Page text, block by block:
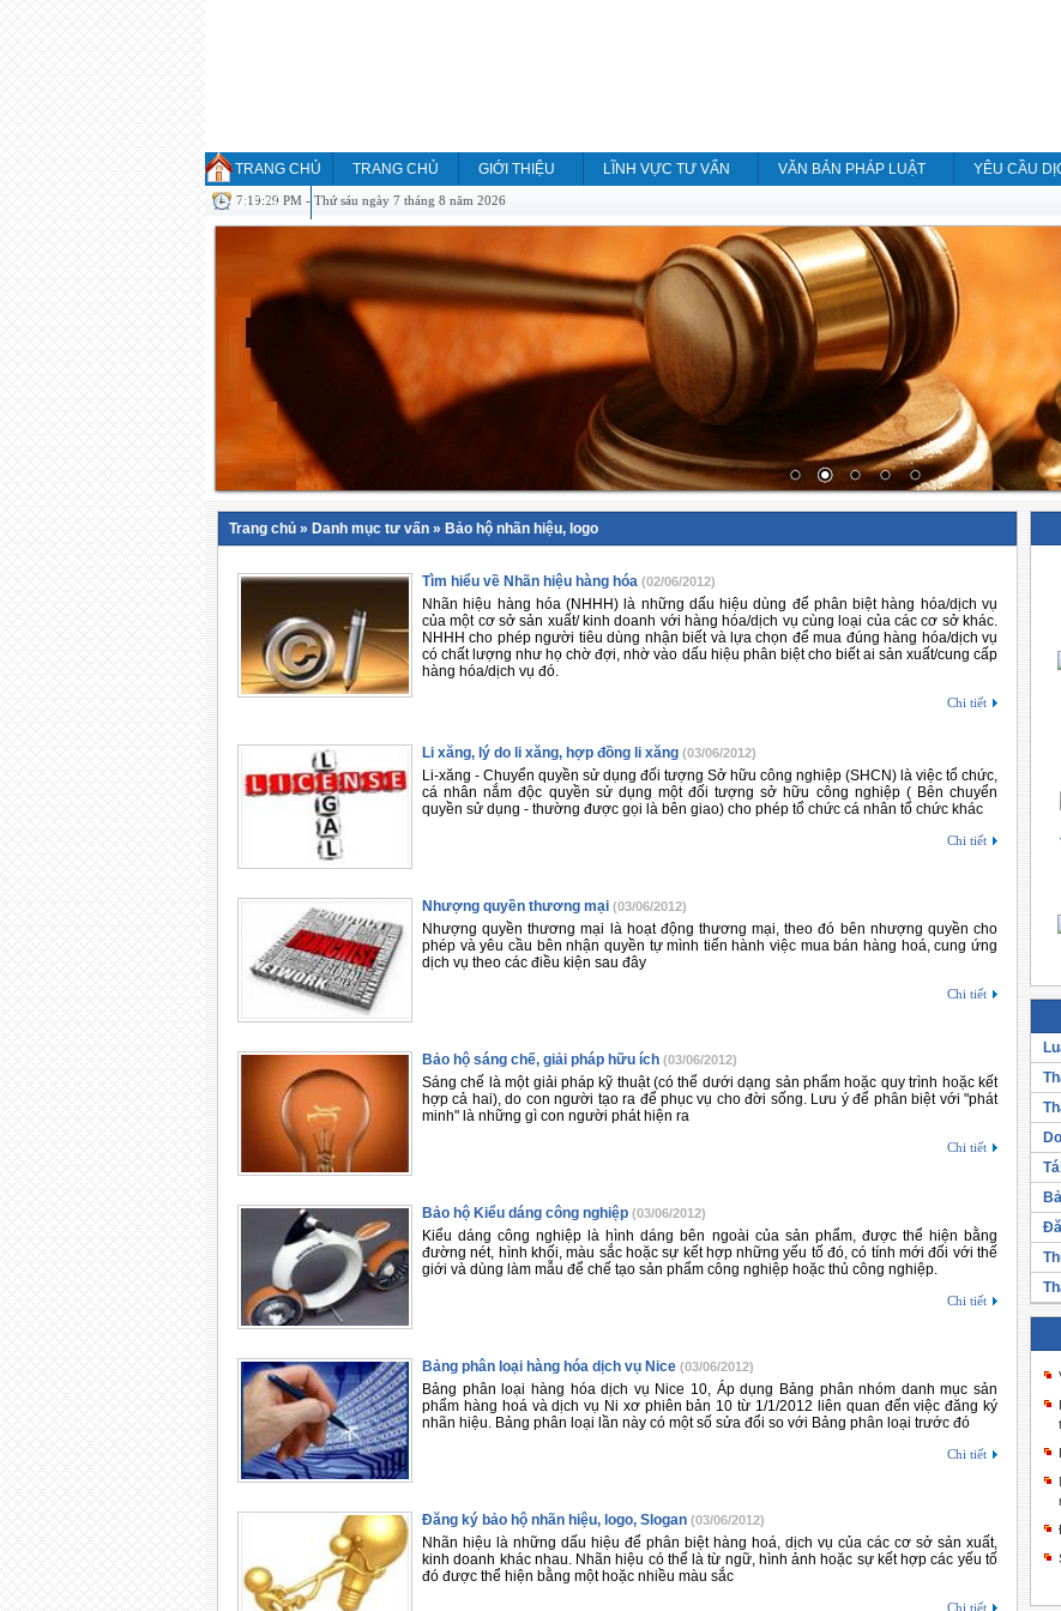
TRANG CHỦ TRANG CHỦ GIỚI THIỆU LĨNH VỰC TƯ VẤN VĂN BẢN PHÁP LUẬT YÊU CẦU
HỎI ĐÁP
7:19:29 PM - Thứ sáu ngày 7 tháng 8 năm 2026
Trang chủ » Danh mục tư vấn » Bảo hộ nhãn hiệu, logo
Tìm hiểu về Nhãn hiệu hàng hóa (02/06/2012)
Nhãn hiệu hàng hóa (NHHH) là những dấu hiệu dùng để phân biệt hàng hóa/dịch vụ
của một cơ sở sản xuất/ kinh doanh với hàng hóa/dịch vụ cùng loại của các cơ sở khác.
NHHH cho phép người tiêu dùng nhận biết và lựa chọn để mua đúng hàng hóa/dịch vụ
có chất lượng như họ chờ đợi, nhờ vào dấu hiệu phân biệt cho biết ai sản xuất/cung cấp
hàng hóa/dịch vụ đó.
Chi tiết
Li xăng, lý do li xăng, hợp đồng li xăng (03/06/2012)
Li-xăng - Chuyển quyền sử dụng đối tượng Sở hữu công nghiệp (SHCN) là việc tổ chức,
cá nhân nắm độc quyền sử dụng một đối tượng sở hữu công nghiệp ( Bên chuyển
quyền sử dụng - thường được gọi là bên giao) cho phép tổ chức cá nhân tổ chức khác
Chi tiết
Nhượng quyền thương mại (03/06/2012)
Nhượng quyền thương mại là hoạt động thương mại, theo đó bên nhượng quyền cho
phép và yêu cầu bên nhận quyền tự mình tiến hành việc mua bán hàng hoá, cung ứng
dịch vụ theo các điều kiện sau đây
Chi tiết
Bảo hộ sáng chế, giải pháp hữu ích (03/06/2012)
Sáng chế là một giải pháp kỹ thuật (có thể dưới dạng sản phẩm hoặc quy trình hoặc kết
hợp cả hai), do con người tạo ra để phục vụ cho đời sống. Lưu ý để phân biệt với "phát
minh" là những gì con người phát hiện ra
Chi tiết
Bảo hộ Kiểu dáng công nghiệp (03/06/2012)
Kiểu dáng công nghiệp là hình dáng bên ngoài của sản phẩm, được thể hiện bằng
đường nét, hình khối, màu sắc hoặc sự kết hợp những yếu tố đó, có tính mới đối với thế
giới và dùng làm mẫu để chế tạo sản phẩm công nghiệp hoặc thủ công nghiệp.
Chi tiết
Bảng phân loại hàng hóa dịch vụ Nice (03/06/2012)
Bảng phân loại hàng hóa dịch vụ Nice 10, Áp dụng Bảng phân nhóm danh mục sản
phẩm hàng hoá và dịch vụ Ni xơ phiên bản 10 từ 1/1/2012 liên quan đến việc đăng ký
nhãn hiệu. Bảng phân loại lần này có một số sửa đổi so với Bảng phân loại trước đó
Chi tiết
Đăng ký bảo hộ nhãn hiệu, logo, Slogan (03/06/2012)
Nhãn hiệu là những dấu hiệu để phân biệt hàng hoá, dịch vụ của các cơ sở sản xuất,
kinh doanh khác nhau. Nhãn hiệu có thể là từ ngữ, hình ảnh hoặc sự kết hợp các yếu tố
đó được thể hiện bằng một hoặc nhiều màu sắc
Chi tiết